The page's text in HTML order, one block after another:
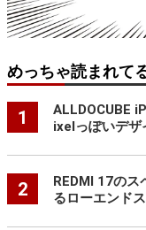
めっちゃ読まれて
1
ALLDOCUBE
ixelっぽいデザ
2
REDMI 17のス
るローエンド